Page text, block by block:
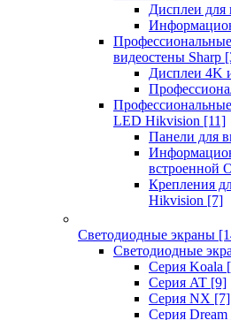
Дисплеи для
видеостены Sharp
Дисплеи 4K
LED Hikvision [11]
Панели для
встроенной
Крепления
Hikvision [7]
Светодиодные экраны
Светодиодные
Cерия Koala
Серия AT [9]
Серия NX [7]
Серия Dream